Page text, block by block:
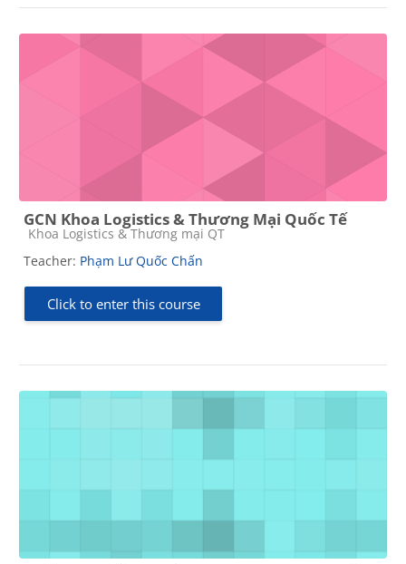
GCN Khoa Logistics & Thương Mại Quốc Tế
Course category
Khoa Logistics & Thương mại QT
Teacher: Phạm Lư Quốc Chấn
Click to enter this course